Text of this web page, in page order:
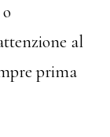
al
prima